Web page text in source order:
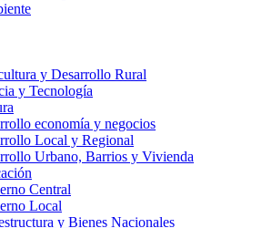
y Desarrollo Rural
y Tecnología
economía y negocios
Local y Regional
Urbano, Barrios y Vivienda
Central
Local
y Bienes Nacionales